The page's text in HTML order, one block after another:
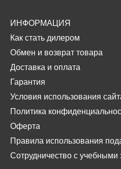
ИНФОРМАЦИЯ
Как стать дилером
Обмен и возврат товара
Доставка и оплата
Гарантия
Условия использования
Политика
Оферта
Правила использования
Сотрудничество с учебными